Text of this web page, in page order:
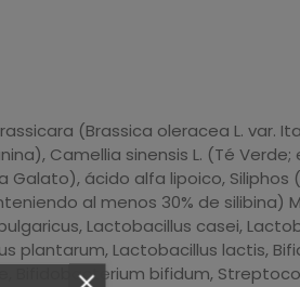
(Brassica oleracea L. var.
Camellia sinensis L. (Té
Galato), ácido alfa lipoico, Siliphos
al menos 30% de silibina)
Lactobacillus casei,
plantarum, Lactobacillus lactis,
Bifidobacterium bifidum,